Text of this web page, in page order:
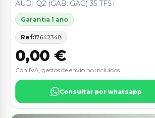
AUDI Q2 (GAB, GAG) 35 TFSI
Garantia 1 ano
Ref:17642348
0,00 €
Con IVA, gastos de envio no incluidos.
Consultar por whatsapp